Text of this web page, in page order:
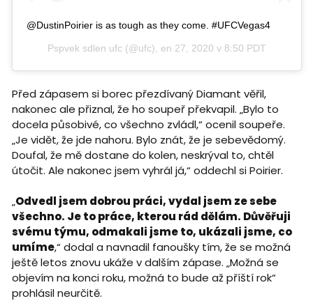
@DustinPoirier is as tough as they come. #UFCVegas4
Pspvek sdlen ufc(@ufc), en 27, 2020 v 8:50 PDT
Před zápasem si borec přezdívaný Diamant věřil,
nakonec ale přiznal, že ho soupeř překvapil. „Bylo to
docela působivé, co všechno zvládl,“ ocenil soupeře.
„Je vidět, že jde nahoru. Bylo znát, že je sebevědomý.
Doufal, že mě dostane do kolen, neskrýval to, chtěl
útočit. Ale nakonec jsem vyhrál já,“ oddechl si Poirier.
„Odvedl jsem dobrou práci, vydal jsem ze sebe
všechno. Je to práce, kterou rád dělám. Důvěřuji
svému týmu, odmakali jsme to, ukázali jsme, co
umíme,“ dodal a navnadil fanoušky tím, že se možná
ještě letos znovu ukáže v dalším zápase. „Možná se
objevím na konci roku, možná to bude až příští rok“
prohlásil neurčitě.